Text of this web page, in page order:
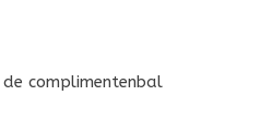
de complimentenbal